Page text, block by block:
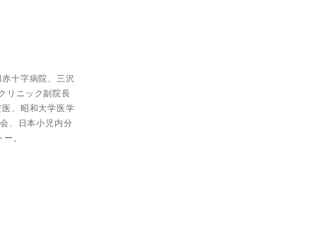
十字病院、三沢
リニック副院長
、昭和大学医学
、日本小児内分
。